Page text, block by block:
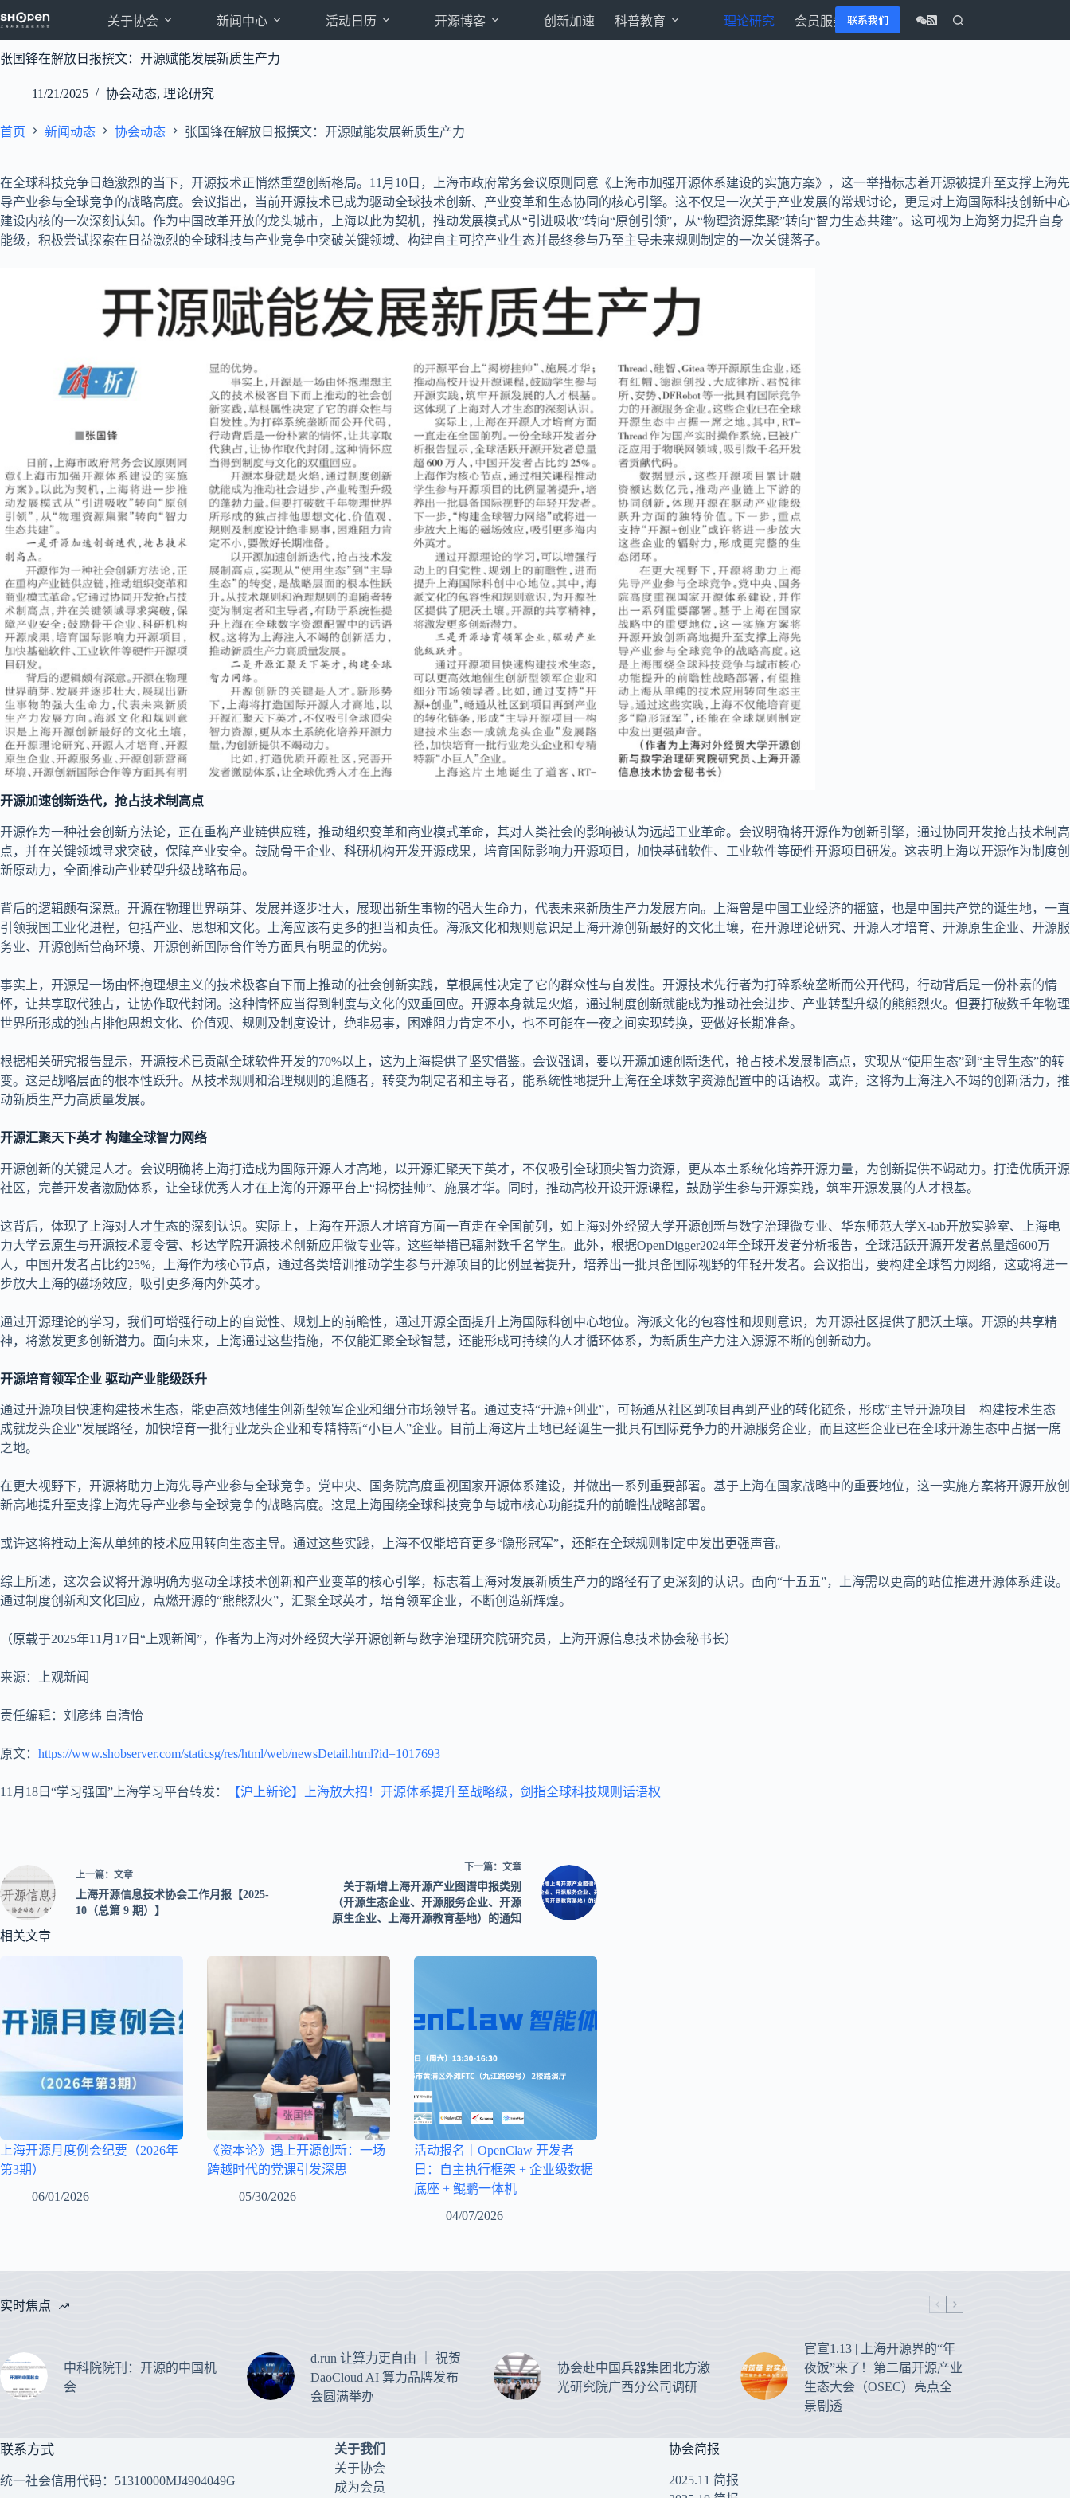
至
容
关于协会 新闻中心 活动日历 开源博客 创新加速 科普教育 理论研究 会员服务 联系我们
张国锋在解放日报撰文：开源赋能发展新质生产力
11/21/2025 协会动态, 理论研究
首页 新闻动态 协会动态 张国锋在解放日报撰文：开源赋能发展新质生产力
在全球科技竞争日趋激烈的当下，开源技术正悄然重塑创新格局。11月10日，上海市政府常务会议原则同意《上海市加强开源体系建设的实施方案》，这一举措标志着开源被提升至支撑上海先
导产业参与全球竞争的战略高度。会议指出，当前开源技术已成为驱动全球技术创新、产业变革和生态协同的核心引擎。这不仅是一次关于产业发展的常规讨论，更是对上海国际科技创新中心
建设内核的一次深刻认知。作为中国改革开放的龙头城市，上海以此为契机，推动发展模式从“引进吸收”转向“原创引领”，从“物理资源集聚”转向“智力生态共建”。这可视为上海努力提升自身
能级，积极尝试探索在日益激烈的全球科技与产业竞争中突破关键领域、构建自主可控产业生态并最终参与乃至主导未来规则制定的一次关键落子。
开源加速创新迭代，抢占技术制高点
开源作为一种社会创新方法论，正在重构产业链供应链，推动组织变革和商业模式革命，其对人类社会的影响被认为远超工业革命。会议明确将开源作为创新引擎，通过协同开发抢占技术制高
点，并在关键领域寻求突破，保障产业安全。鼓励骨干企业、科研机构开发开源成果，培育国际影响力开源项目，加快基础软件、工业软件等硬件开源项目研发。这表明上海以开源作为制度创
新原动力，全面推动产业转型升级战略布局。
背后的逻辑颇有深意。开源在物理世界萌芽、发展并逐步壮大，展现出新生事物的强大生命力，代表未来新质生产力发展方向。上海曾是中国工业经济的摇篮，也是中国共产党的诞生地，一直
引领我国工业化进程，包括产业、思想和文化。上海应该有更多的担当和责任。海派文化和规则意识是上海开源创新最好的文化土壤，在开源理论研究、开源人才培育、开源原生企业、开源服
务业、开源创新营商环境、开源创新国际合作等方面具有明显的优势。
事实上，开源是一场由怀抱理想主义的技术极客自下而上推动的社会创新实践，草根属性决定了它的群众性与自发性。开源技术先行者为打碎系统垄断而公开代码，行动背后是一份朴素的情
怀，让共享取代独占，让协作取代封闭。这种情怀应当得到制度与文化的双重回应。开源本身就是火焰，通过制度创新就能成为推动社会进步、产业转型升级的熊熊烈火。但要打破数千年物理
世界所形成的独占排他思想文化、价值观、规则及制度设计，绝非易事，困难阻力肯定不小，也不可能在一夜之间实现转换，要做好长期准备。
根据相关研究报告显示，开源技术已贡献全球软件开发的70%以上，这为上海提供了坚实借鉴。会议强调，要以开源加速创新迭代，抢占技术发展制高点，实现从“使用生态”到“主导生态”的转
变。这是战略层面的根本性跃升。从技术规则和治理规则的追随者，转变为制定者和主导者，能系统性地提升上海在全球数字资源配置中的话语权。或许，这将为上海注入不竭的创新活力，推
动新质生产力高质量发展。
开源汇聚天下英才 构建全球智力网络
开源创新的关键是人才。会议明确将上海打造成为国际开源人才高地，以开源汇聚天下英才，不仅吸引全球顶尖智力资源，更从本土系统化培养开源力量，为创新提供不竭动力。打造优质开源
社区，完善开发者激励体系，让全球优秀人才在上海的开源平台上“揭榜挂帅”、施展才华。同时，推动高校开设开源课程，鼓励学生参与开源实践，筑牢开源发展的人才根基。
这背后，体现了上海对人才生态的深刻认识。实际上，上海在开源人才培育方面一直走在全国前列，如上海对外经贸大学开源创新与数字治理微专业、华东师范大学X-lab开放实验室、上海电
力大学云原生与开源技术夏令营、杉达学院开源技术创新应用微专业等。这些举措已辐射数千名学生。此外，根据OpenDigger2024年全球开发者分析报告，全球活跃开源开发者总量超600万
人，中国开发者占比约25%，上海作为核心节点，通过各类培训推动学生参与开源项目的比例显著提升，培养出一批具备国际视野的年轻开发者。会议指出，要构建全球智力网络，这或将进一
步放大上海的磁场效应，吸引更多海内外英才。
通过开源理论的学习，我们可增强行动上的自觉性、规划上的前瞻性，通过开源全面提升上海国际科创中心地位。海派文化的包容性和规则意识，为开源社区提供了肥沃土壤。开源的共享精
神，将激发更多创新潜力。面向未来，上海通过这些措施，不仅能汇聚全球智慧，还能形成可持续的人才循环体系，为新质生产力注入源源不断的创新动力。
开源培育领军企业 驱动产业能级跃升
通过开源项目快速构建技术生态，能更高效地催生创新型领军企业和细分市场领导者。通过支持“开源+创业”，可畅通从社区到项目再到产业的转化链条，形成“主导开源项目—构建技术生态—
成就龙头企业”发展路径，加快培育一批行业龙头企业和专精特新“小巨人”企业。目前上海这片土地已经诞生一批具有国际竞争力的开源服务企业，而且这些企业已在全球开源生态中占据一席
之地。
在更大视野下，开源将助力上海先导产业参与全球竞争。党中央、国务院高度重视国家开源体系建设，并做出一系列重要部署。基于上海在国家战略中的重要地位，这一实施方案将开源开放创
新高地提升至支撑上海先导产业参与全球竞争的战略高度。这是上海围绕全球科技竞争与城市核心功能提升的前瞻性战略部署。
或许这将推动上海从单纯的技术应用转向生态主导。通过这些实践，上海不仅能培育更多“隐形冠军”，还能在全球规则制定中发出更强声音。
综上所述，这次会议将开源明确为驱动全球技术创新和产业变革的核心引擎，标志着上海对发展新质生产力的路径有了更深刻的认识。面向“十五五”，上海需以更高的站位推进开源体系建设。
通过制度创新和文化回应，点燃开源的“熊熊烈火”，汇聚全球英才，培育领军企业，不断创造新辉煌。
（原载于2025年11月17日“上观新闻”，作者为上海对外经贸大学开源创新与数字治理研究院研究员，上海开源信息技术协会秘书长）
来源：上观新闻
责任编辑：刘彦纬 白清怡
原文： https://www.shobserver.com/staticsg/res/html/web/newsDetail.html?id=1017693
11月18日“学习强国”上海学习平台转发： 【沪上新论】上海放大招！开源体系提升至战略级，剑指全球科技规则话语权
上一篇： 文章
上海开源信息技术协会工作月报【2025-
10（总第 9 期）】
下一篇： 文章
关于新增上海开源产业图谱申报类别
（开源生态企业、开源服务企业、开源
原生企业、上海开源教育基地）的通知
相关文章
上海开源月度例会纪要（2026年
第3期）
06/01/2026
《资本论》遇上开源创新：一场
跨越时代的党课引发深思
05/30/2026
活动报名｜OpenClaw 开发者
日：自主执行框架 + 企业级数据
底座 + 鲲鹏一体机
04/07/2026
实时焦点
中科院院刊：开源的中国机
会
d.run 让算力更自由 ｜ 祝贺
DaoCloud AI 算力品牌发布
会圆满举办
协会赴中国兵器集团北方激
光研究院广西分公司调研
官宣1.13 | 上海开源界的“年
夜饭”来了！第二届开源产业
生态大会（OSEC）亮点全
景剧透
联系方式
统一社会信用代码：51310000MJ4904049G
关于我们
关于协会
成为会员
协会简报
2025.11 简报